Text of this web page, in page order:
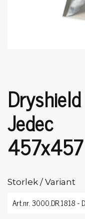
Jedec
Storlek / Variant